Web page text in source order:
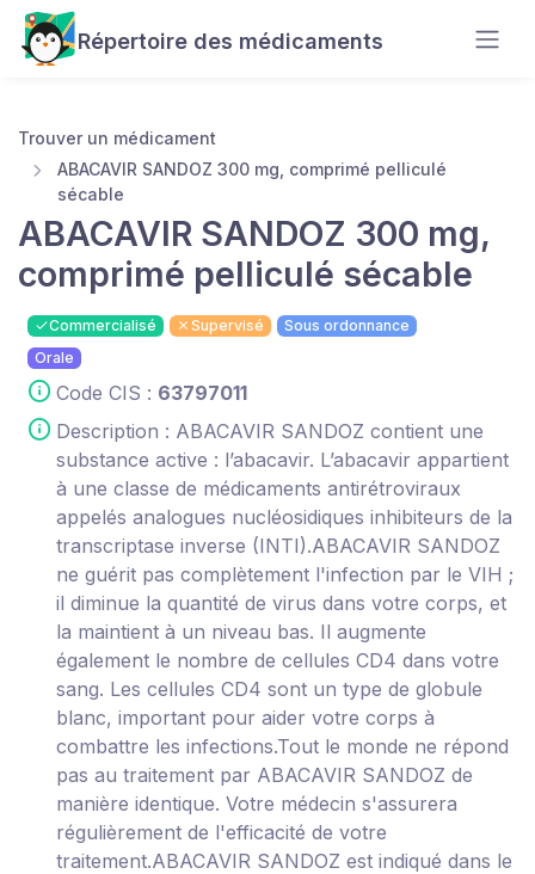
Répertoire des médicaments
Trouver un médicament
ABACAVIR SANDOZ 300 mg, comprimé pelliculé
sécable
ABACAVIR SANDOZ 300 mg,
comprimé pelliculé sécable
Commercialisé Supervisé
Sous ordonnance
Orale
Code CIS : 63797011
Description : ABACAVIR SANDOZ contient une
substance active : l’abacavir. L’abacavir appartient
à une classe de médicaments antirétroviraux
appelés analogues nucléosidiques inhibiteurs de la
transcriptase inverse (INTI).ABACAVIR SANDOZ
ne guérit pas complètement l'infection par le VIH ;
il diminue la quantité de virus dans votre corps, et
la maintient à un niveau bas. Il augmente
également le nombre de cellules CD4 dans votre
sang. Les cellules CD4 sont un type de globule
blanc, important pour aider votre corps à
combattre les infections.Tout le monde ne répond
pas au traitement par ABACAVIR SANDOZ de
manière identique. Votre médecin s'assurera
régulièrement de l'efficacité de votre
traitement.ABACAVIR SANDOZ est indiqué dans le